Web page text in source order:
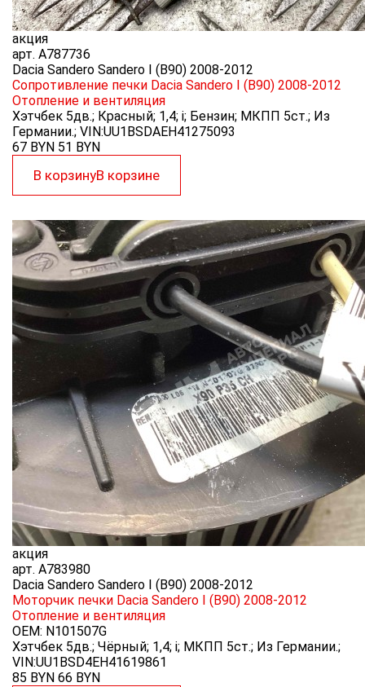
акция
арт. A787736
Dacia Sandero Sandero I (B90) 2008-2012
Сопротивление печки Dacia Sandero I (B90) 2008-2012
Отопление и вентиляция
Хэтчбек 5дв.; Красный; 1,4; i; Бензин; МКПП 5ст.; Из
Германии.; VIN:UU1BSDAEH41275093
67 BYN 51 BYN
В корзинуВ корзине
акция
арт. A783980
Dacia Sandero Sandero I (B90) 2008-2012
Моторчик печки Dacia Sandero I (B90) 2008-2012
Отопление и вентиляция
OEM: N101507G
Хэтчбек 5дв.; Чёрный; 1,4; i; МКПП 5ст.; Из Германии.;
VIN:UU1BSD4EH41619861
85 BYN 66 BYN